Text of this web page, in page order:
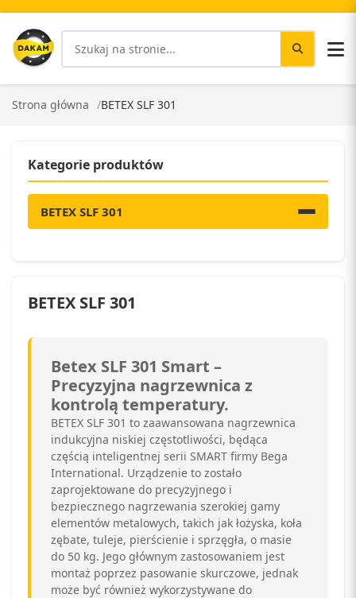
Strona główna BETEX SLF 301
Kategorie produktów
BETEX SLF 301
BETEX SLF 301
Betex SLF 301 Smart –
Precyzyjna nagrzewnica z
kontrolą temperatury.
BETEX SLF 301 to zaawansowana nagrzewnica
indukcyjna niskiej częstotliwości, będąca
częścią inteligentnej serii SMART firmy Bega
International. Urządzenie to zostało
zaprojektowane do precyzyjnego i
bezpiecznego nagrzewania szerokiej gamy
elementów metalowych, takich jak łożyska, koła
zębate, tuleje, pierścienie i sprzęgła, o masie
do 50 kg. Jego głównym zastosowaniem jest
montaż poprzez pasowanie skurczowe, jednak
może być również wykorzystywane do